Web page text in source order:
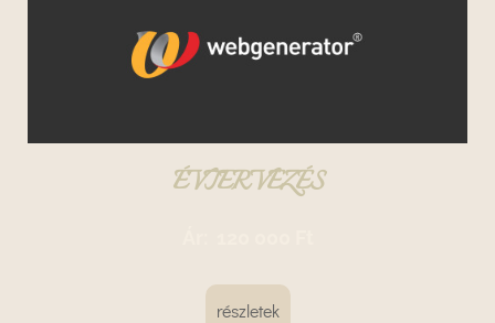
ÉVTERVEZÉS
részletek